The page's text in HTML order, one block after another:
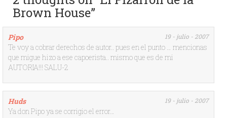
Brown House”
Pipo 19 - julio - 2007
Te voy a cobrar derechos de autor.. pues en el punto … mencionas
que migue hizo a ese capoerista.. mismo que es de mi
AUTORIA!!! SALU-2
Huds 19 - julio - 2007
Ya don Pipo ya se corrigio el error…